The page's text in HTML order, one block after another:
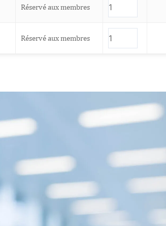
Réservé aux membres
Réservé aux membres